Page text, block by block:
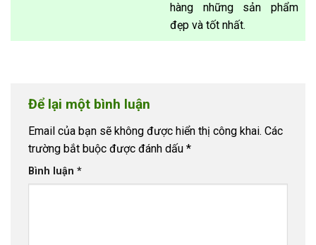
hàng những sản phẩm
đẹp và tốt nhất.
Để lại một bình luận
Email của bạn sẽ không được hiển thị công khai. Các
trường bắt buộc được đánh dấu *
Bình luận *